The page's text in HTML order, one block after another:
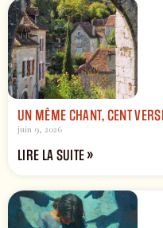
UN MÊME CHANT, CENT
juin 9, 2026
LIRE LA SUITE »